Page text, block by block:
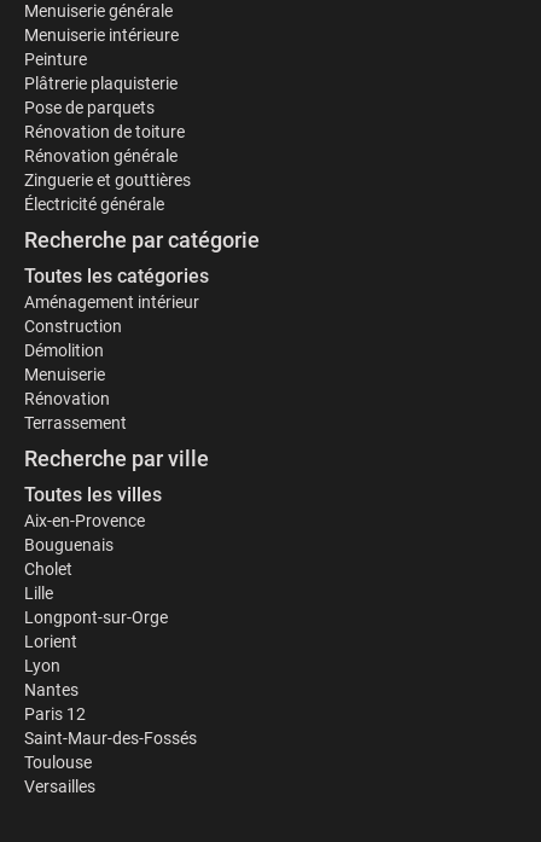
Menuiserie générale
Menuiserie intérieure
Peinture
Plâtrerie plaquisterie
Pose de parquets
Rénovation de toiture
Rénovation générale
Zinguerie et gouttières
Électricité générale
Recherche par catégorie
Toutes les catégories
Aménagement intérieur
Construction
Démolition
Menuiserie
Rénovation
Terrassement
Recherche par ville
Toutes les villes
Aix-en-Provence
Bouguenais
Cholet
Lille
Longpont-sur-Orge
Lorient
Lyon
Nantes
Paris 12
Saint-Maur-des-Fossés
Toulouse
Versailles